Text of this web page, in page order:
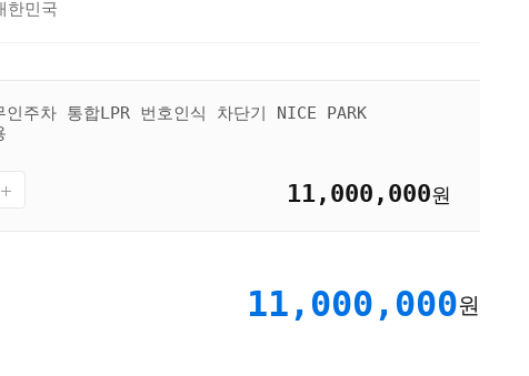
한민국
인주차 통합LPR 번호인식 차단기 NICE PARK
11,000,000원
11,000,000원